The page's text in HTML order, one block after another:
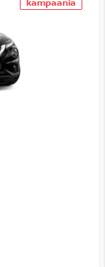
kampaania